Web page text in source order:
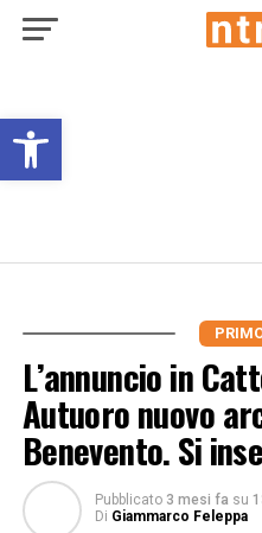
Open toolbar
L’annuncio in
Autuoro nuovo
Benevento. Si
Pubblicato 3 mesi fa su
Di Giammarco Feleppa